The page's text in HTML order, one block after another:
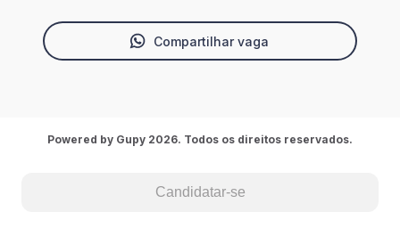
Compartilhar vaga
Candidatar-se
Powered by Gupy 2026. Todos os direitos reservados.